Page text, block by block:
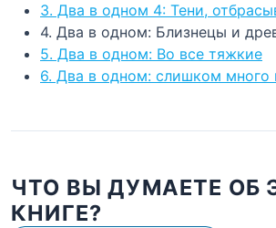
3. Два в одном 4: Тени,
4. Два в одном: Близнецы и
5. Два в одном: Во все тяжкие
6. Два в одном: слишком много
ЧТО ВЫ ДУМАЕТЕ ОБ
КНИГЕ?